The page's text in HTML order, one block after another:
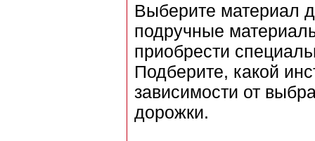
Выберите материал
подручные
приобрести
Подберите, какой
зависимости от
дорожки.